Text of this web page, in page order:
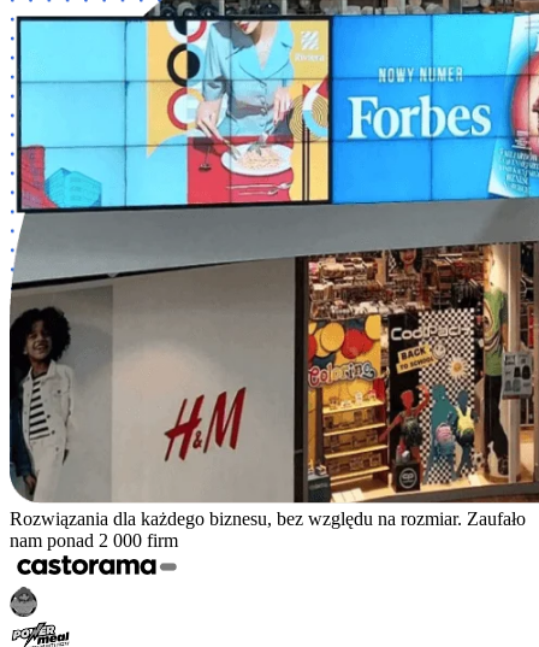
Rozwiązania dla każdego biznesu, bez względu na rozmiar. Zaufało
nam ponad 2 000 firm